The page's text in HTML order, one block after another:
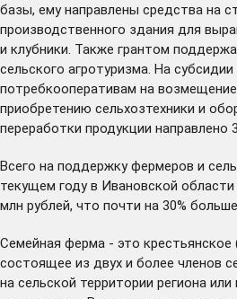
базы, ему направлены средства на
производственного здания для
и клубники. Также грантом
сельского агротуризма. На
потребкооперативам на
приобретению сельхозтехники и
переработки продукции направлено
Всего на поддержку фермеров и
текущем году в Ивановской
млн рублей, что почти на 30%
Семейная ферма - это крестьянское
состоящее из двух и более членов
на сельской территории региона